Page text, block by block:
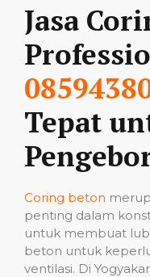
Jasa
Tepat
Coring beton
penting dalam
untuk membuat
beton untuk
ventilasi. Di